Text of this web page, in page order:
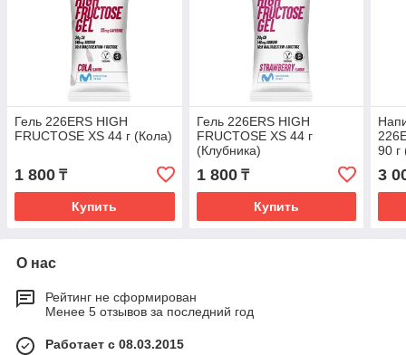
Гель 226ERS HIGH
FRUCTOSE XS 44 г (Кола)
1 800 ₸
Купить
Гель 226ERS HIGH
FRUCTOSE XS 44 г
(Клубника)
1 800₸
Купить
90 г
3
О нас
Рейтинг не сформирован
Менее 5 отзывов за последний год
Работает с 08.03.2015